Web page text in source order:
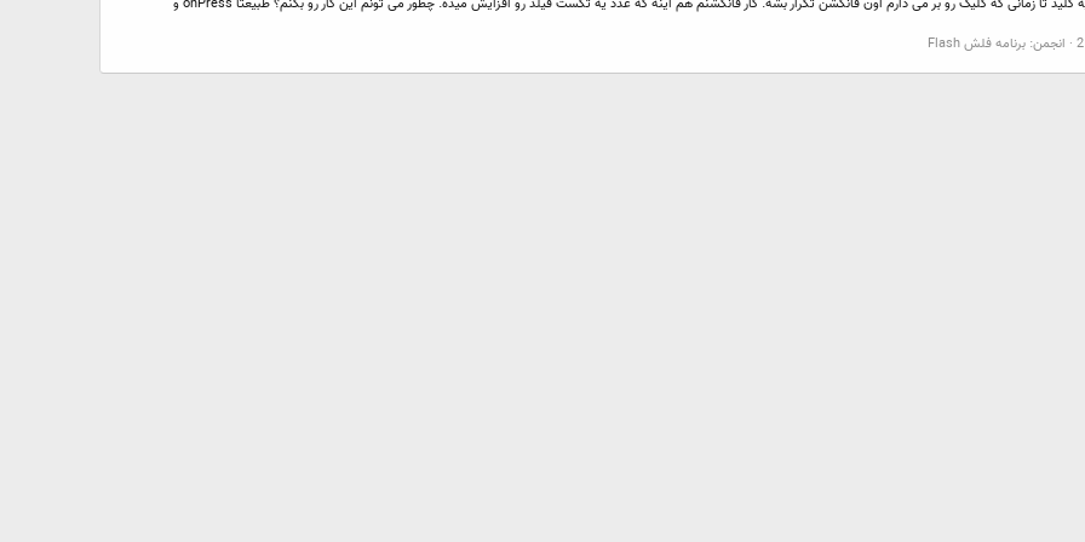
سلام من یه فانکشن دارم و می خوام از وقتی که کلیک می کنم روی یه کلید تا زمانی که کلیک رو بر می دارم اون فانکشن تکرار بشه. کار فانکشنم هم اینه که عدد یه تکست فیلد رو افزایش میده. چطور می تونم این کار رو بکنم؟ طبیعتا onPress و
انجمن: برنامه فلش Flash